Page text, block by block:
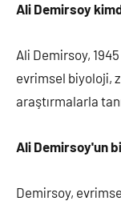
Ali Demirsoy
Ali Demirsoy,
evrimsel biyoloji,
araştırmalarla
Ali Demirsoy'un
Demirsoy,